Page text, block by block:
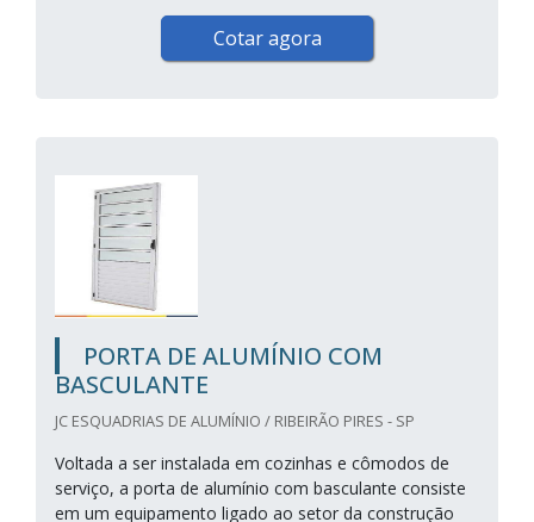
Cotar agora
PORTA DE ALUMÍNIO COM
BASCULANTE
JC ESQUADRIAS DE ALUMÍNIO / RIBEIRÃO PIRES - SP
Voltada a ser instalada em cozinhas e cômodos de
serviço, a porta de alumínio com basculante consiste
em um equipamento ligado ao setor da construção